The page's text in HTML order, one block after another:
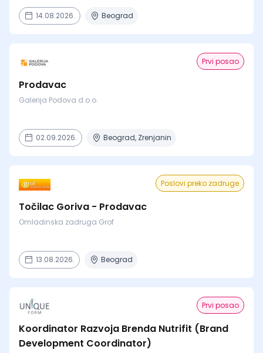
14.08.2026. Beograd
Prvi posao
Prodavac
Galerija Podova d.o.o.
02.09.2026. Beograd, Zrenjanin
Poslovi preko zadruge
Točilac Goriva - Prodavac
Omladinska zadruga Grof
13.08.2026. Beograd
Prvi posao
Koordinator Razvoja Brenda Nutrifit (Brand
Development Coordinator)